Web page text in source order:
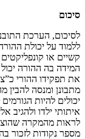
סיכום
לסיכום, הערכת
ללמוד על יכולת
קשיים או
המידה בה ההורה
את תפקידו ההורי
מתבונן ומנסה להבין
יכולים להיות
איתותי ילדו ולהגיב
לראות מהמקרה
מספר נקודות לזכור